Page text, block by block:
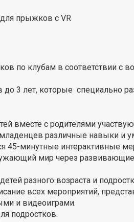
прыжков с VR
по клубам в соответствии с
3 лет, которые специально
вместе с родителями
различные навыки и
45-минутные интерактивные
мир через
разного возраста и
всех мероприятий,
и видеоиграми.
подростков.